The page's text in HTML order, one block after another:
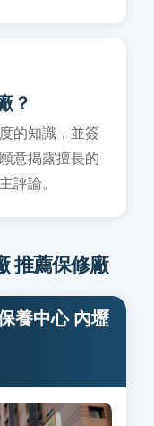
？
的知識，並簽
意揭露擅長的
評論。
推薦保修廠
養中心 內壢